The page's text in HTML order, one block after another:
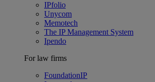
IPfolio
Unycom
Memotech
The IP Management System
Ipendo
For law firms
FoundationIP